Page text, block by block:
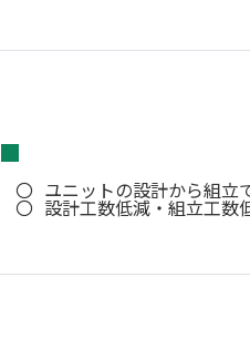
■
ユニットの設計から組立
設計工数低減・組立工数